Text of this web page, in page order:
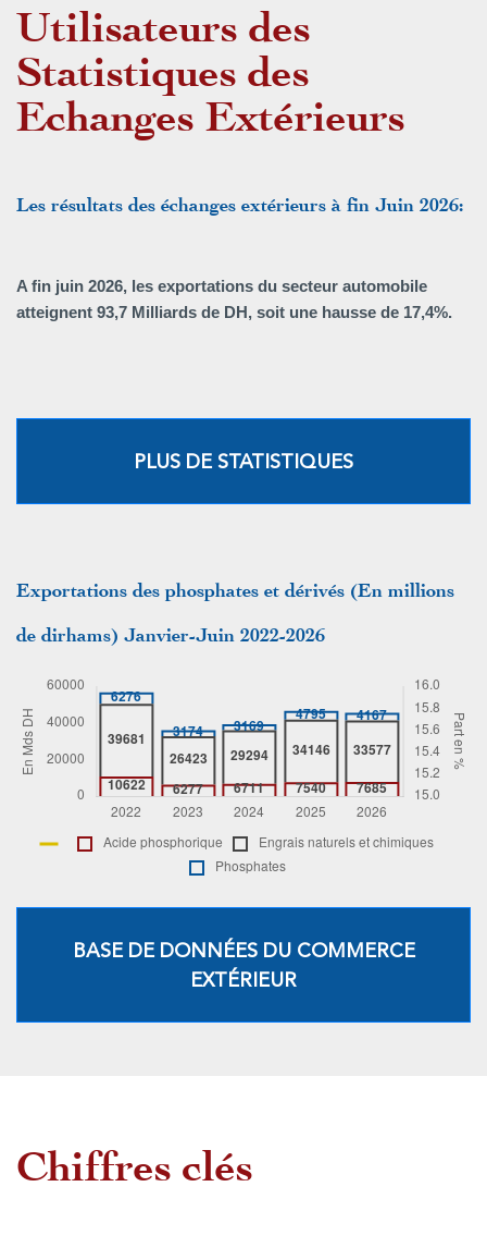
Utilisateurs des
Statistiques des
Echanges Extérieurs
Les résultats des échanges extérieurs à fin Juin 2026:
A fin juin 2026, les exportations du secteur automobile
atteignent 93,7 Milliards de DH, soit une hausse de 17,4%.
PLUS DE STATISTIQUES
Exportations des phosphates et dérivés (En millions
de dirhams) Janvier-Juin 2022-2026
BASE DE DONNÉES DU COMMERCE
EXTÉRIEUR
Chiffres clés